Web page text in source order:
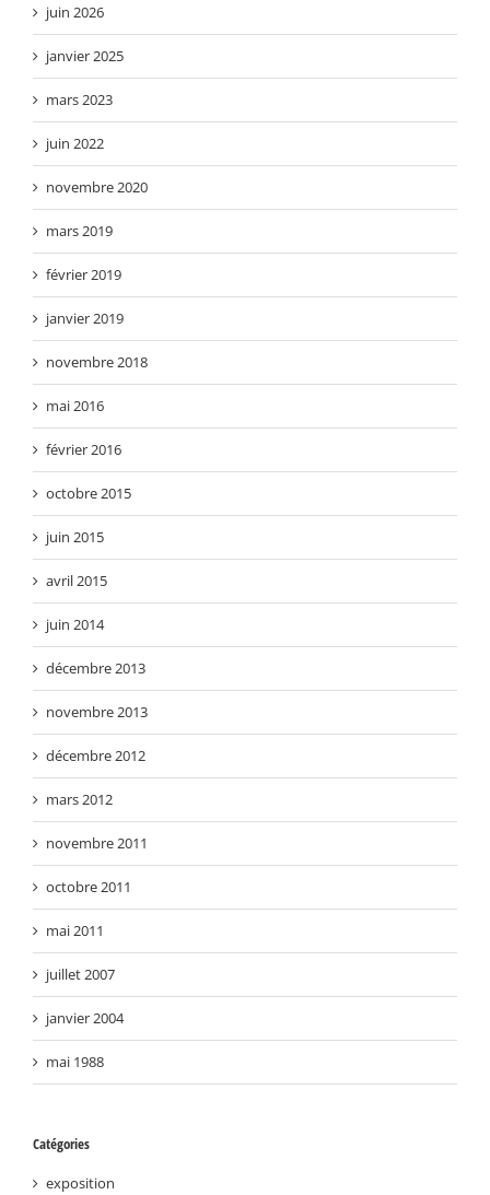
juin 2026
janvier 2025
mars 2023
juin 2022
novembre 2020
mars 2019
février 2019
janvier 2019
novembre 2018
mai 2016
février 2016
octobre 2015
juin 2015
avril 2015
juin 2014
décembre 2013
novembre 2013
décembre 2012
mars 2012
novembre 2011
octobre 2011
mai 2011
juillet 2007
janvier 2004
mai 1988
Catégories
exposition